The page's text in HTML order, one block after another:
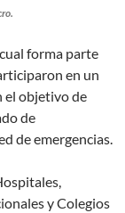
forma parte
en un
el objetivo de
de
de emergencias.
y Colegios